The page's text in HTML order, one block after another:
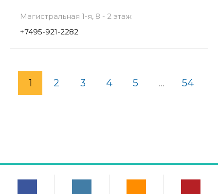
Магистральная 1-я, 8 - 2 этаж
+7495-921-2282
1 2 3 4 5 ... 54